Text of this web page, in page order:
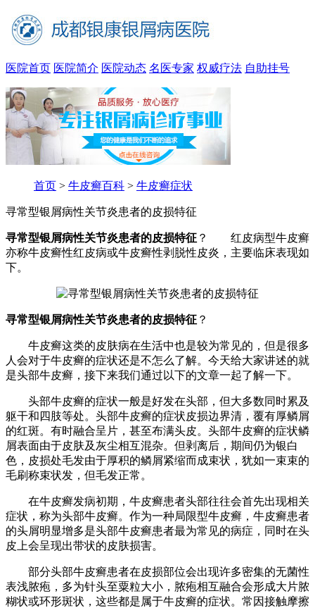
医院首页 医院简介 医院动态 名医专家 权威疗法 自助挂号
首页 > 牛皮癣百科 > 牛皮癣症状
寻常型银屑病性关节炎患者的皮损特征
寻常型银屑病性关节炎患者的皮损特征 ？ 红皮病型牛皮癣
亦称牛皮癣性红皮病或牛皮癣性剥脱性皮炎，主要临床表现如
下。
寻常型银屑病性关节炎患者的皮损特征 ？
牛皮癣这类的皮肤病在生活中也是较为常见的，但是很多
人会对于牛皮癣的症状还是不怎么了解。今天给大家讲述的就
是头部牛皮癣，接下来我们通过以下的文章一起了解一下。
头部牛皮癣的症状一般是好发在头部，但大多数同时累及
躯干和四肢等处。头部牛皮癣的症状皮损边界清，覆有厚鳞屑
的红斑。有时融合呈片，甚至布满头皮。头部牛皮癣的症状鳞
屑表面由于皮肤及灰尘相互混杂。但剥离后，期间仍为银白
色，皮损处毛发由于厚积的鳞屑紧缩而成束状，犹如一束束的
毛刷称束状发，但毛发正常。
在牛皮癣发病初期，牛皮癣患者头部往往会首先出现相关
症状，称为头部牛皮癣。作为一种局限型牛皮癣，牛皮癣患者
的头屑明显增多是头部牛皮癣患者最为常见的病症，同时在头
皮上会呈现出带状的皮肤损害。
部分头部牛皮癣患者在皮损部位会出现许多密集的无菌性
表浅脓疱，多为针头至粟粒大小，脓疱相互融合会形成大片脓
糊状或环形斑状，这些都是属于牛皮癣的症状。常因接触摩擦